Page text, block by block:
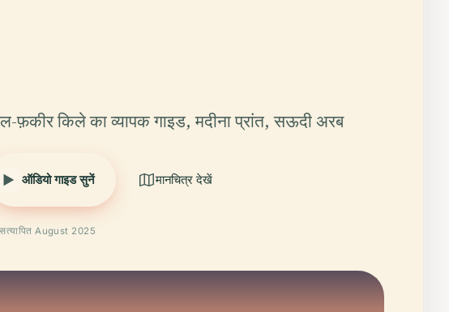
फ़कीर किले का व्यापक गाइड, मदीना प्रांत, सऊदी अरब
ऑडियो गाइड सुनें मानचित्र देखें
सत्यापित August 2025